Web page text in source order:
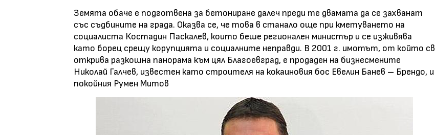
Земята обаче е подготвена за бетониране далеч преди те двамата да се захванат
със съдбините на града. Оказва се, че това в станало още при кметуването на
социалиста Костадин Паскалев, които беше регионален министър и се изживява
като борец срещу корупцията и социалните неправди. В 2001 г. имотът, от който св
открива разкошна панорама към цял Благоевград, е продаден на бизнесмените
Николай Галчев, известен като строителя на кокаиновия бос Евелин Банев – Брендо, и
покойния Румен Митов